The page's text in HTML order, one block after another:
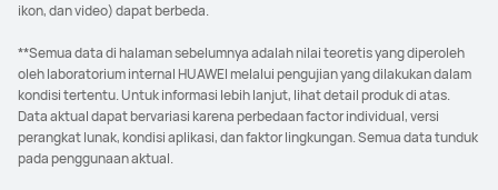
ikon, dan video) dapat berbeda.
**Semua data di halaman sebelumnya adalah nilai teoretis yang diperoleh
oleh laboratorium internal HUAWEI melalui pengujian yang dilakukan dalam
kondisi tertentu. Untuk informasi lebih lanjut, lihat detail produk di atas.
Data aktual dapat bervariasi karena perbedaan factor individual, versi
perangkat lunak, kondisi aplikasi, dan faktor lingkungan. Semua data tunduk
pada penggunaan aktual.